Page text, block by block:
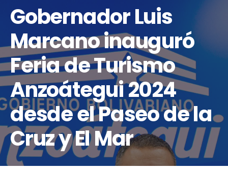
Gobernador Luis
Marcano inauguró
Feria de Turismo
Anzoátegui 2024
desde el Paseo de la
Cruz y El Mar